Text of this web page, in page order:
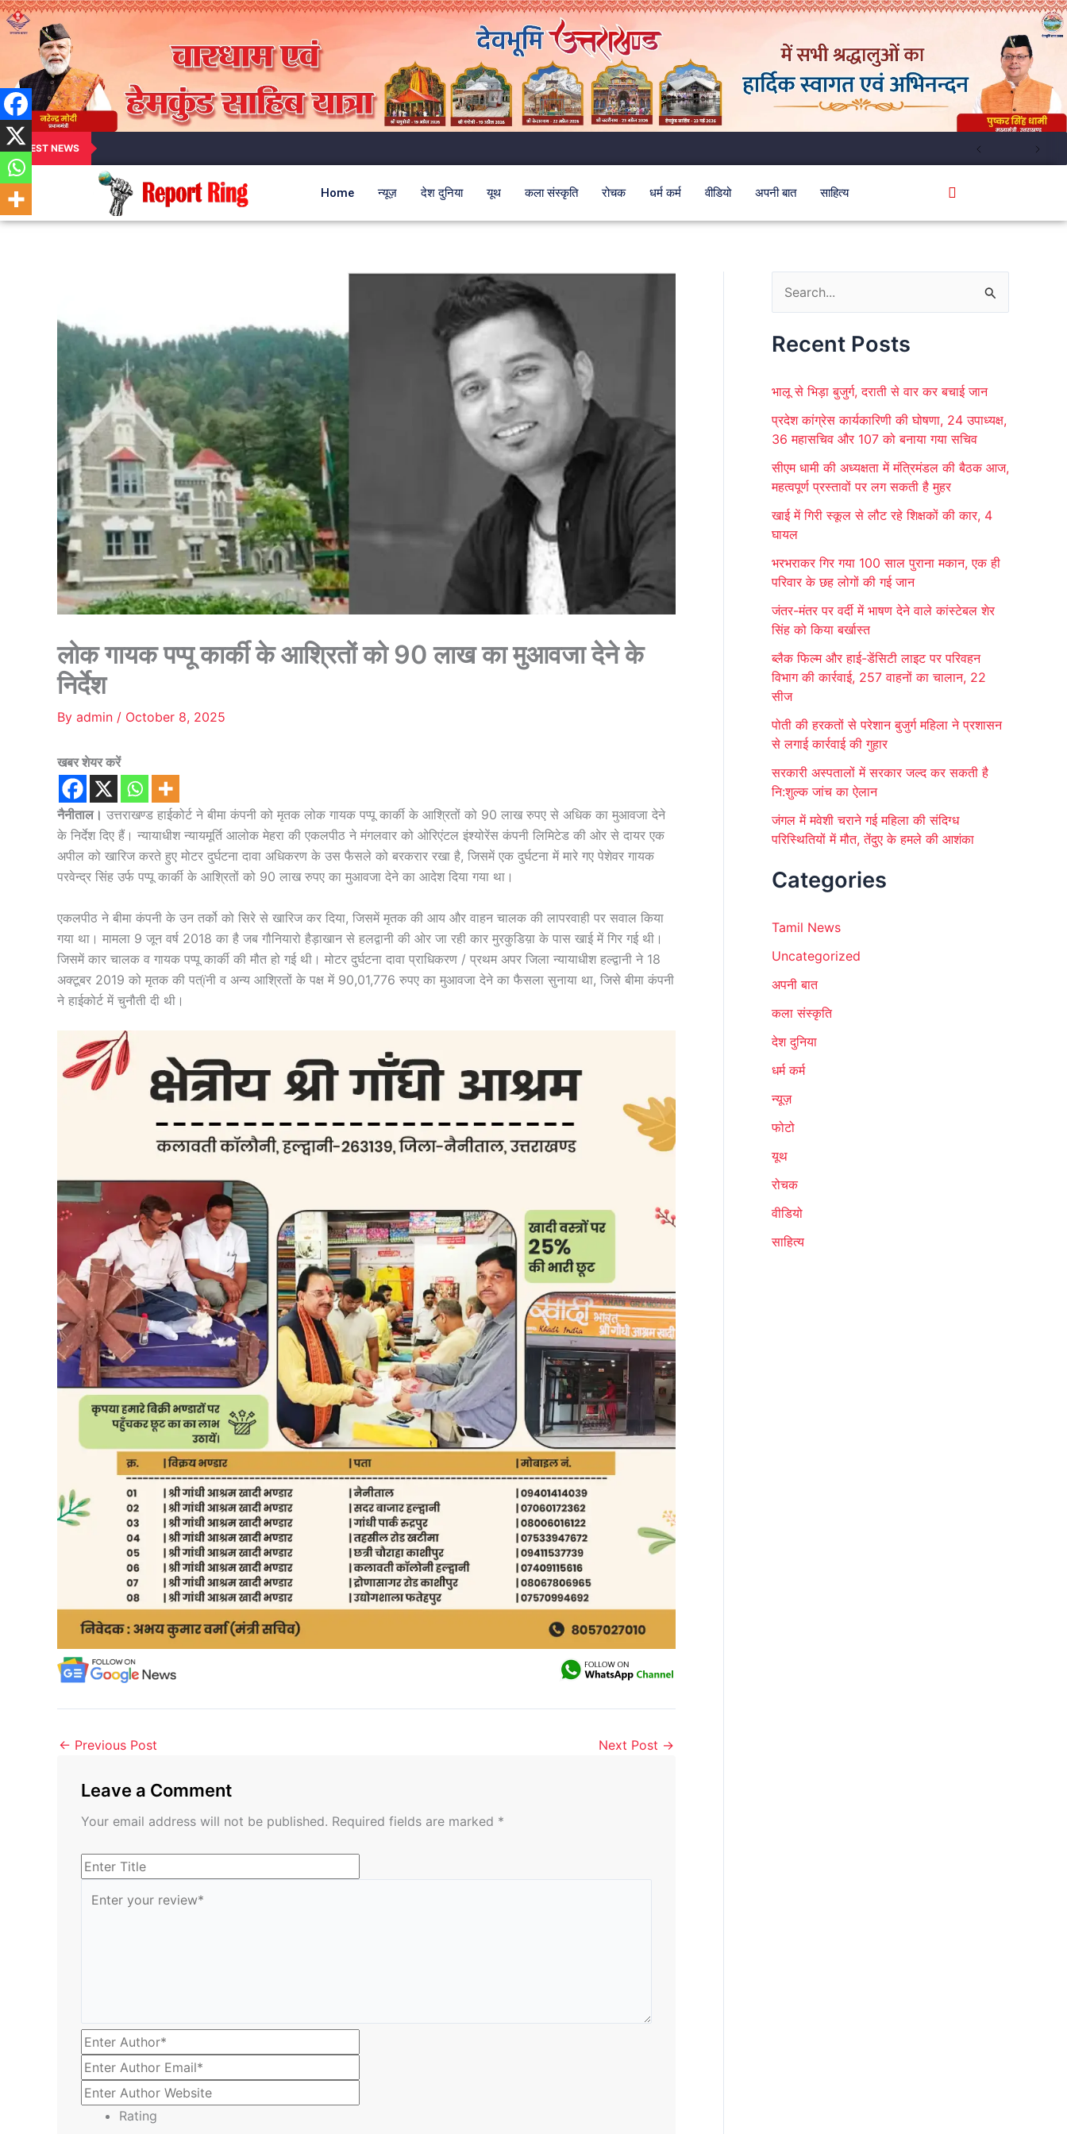
LATEST NEWS
Home न्यूज़ देश दुनिया यूथ कला संस्कृति रोचक धर्म कर्म वीडियो अपनी बात साहित्य
लोक गायक पप्पू कार्की के आश्रितों को 90 लाख का मुआवजा देने के
निर्देश
By admin / October 8, 2025
खबर शेयर करें
नैनीताल। उत्तराखण्ड हाईकोर्ट ने बीमा कंपनी को मृतक लोक गायक पप्पू कार्की के आश्रितों को 90 लाख रुपए से अधिक का मुआवजा देने
के निर्देश दिए हैं। न्यायाधीश न्यायमूर्ति आलोक मेहरा की एकलपीठ ने मंगलवार को ओरिएंटल इंश्योरेंस कंपनी लिमिटेड की ओर से दायर एक
अपील को खारिज करते हुए मोटर दुर्घटना दावा अधिकरण के उस फैसले को बरकरार रखा है, जिसमें एक दुर्घटना में मारे गए पेशेवर गायक
परवेन्द्र सिंह उर्फ पप्पू कार्की के आश्रितों को 90 लाख रुपए का मुआवजा देने का आदेश दिया गया था।
एकलपीठ ने बीमा कंपनी के उन तर्को को सिरे से खारिज कर दिया, जिसमें मृतक की आय और वाहन चालक की लापरवाही पर सवाल किया
गया था। मामला 9 जून वर्ष 2018 का है जब गौनियारो हैड़ाखान से हलद्वानी की ओर जा रही कार मुरकुडिय़ा के पास खाई में गिर गई थी।
जिसमें कार चालक व गायक पप्पू कार्की की मौत हो गई थी। मोटर दुर्घटना दावा प्राधिकरण / प्रथम अपर जिला न्यायाधीश हल्द्वानी ने 18
अक्टूबर 2019 को मृतक की पत्ïनी व अन्य आश्रितों के पक्ष में 90,01,776 रुपए का मुआवजा देने का फैसला सुनाया था, जिसे बीमा कंपनी
ने हाईकोर्ट में चुनौती दी थी।
← Previous Post Next Post →
Leave a Comment
Your email address will not be published. Required fields are marked *
Rating
a
c
h
f
o
Recent Posts
भालू से भिड़ा बुजुर्ग, दराती से वार कर बचाई जान
प्रदेश कांग्रेस कार्यकारिणी की घोषणा, 24 उपाध्यक्ष,
36 महासचिव और 107 को बनाया गया सचिव
सीएम धामी की अध्यक्षता में मंत्रिमंडल की बैठक आज,
महत्वपूर्ण प्रस्तावों पर लग सकती है मुहर
खाई में गिरी स्कूल से लौट रहे शिक्षकों की कार, 4
घायल
भरभराकर गिर गया 100 साल पुराना मकान, एक ही
परिवार के छह लोगों की गई जान
जंतर-मंतर पर वर्दी में भाषण देने वाले कांस्टेबल शेर
सिंह को किया बर्खास्त
ब्लैक फिल्म और हाई-डेंसिटी लाइट पर परिवहन
विभाग की कार्रवाई, 257 वाहनों का चालान, 22
सीज
पोती की हरकतों से परेशान बुजुर्ग महिला ने प्रशासन
से लगाई कार्रवाई की गुहार
सरकारी अस्पतालों में सरकार जल्द कर सकती है
नि:शुल्क जांच का ऐलान
जंगल में मवेशी चराने गई महिला की संदिग्ध
परिस्थितियों में मौत, तेंदुए के हमले की आशंका
Categories
Tamil News
Uncategorized
अपनी बात
कला संस्कृति
देश दुनिया
धर्म कर्म
न्यूज़
फोटो
यूथ
रोचक
वीडियो
साहित्य